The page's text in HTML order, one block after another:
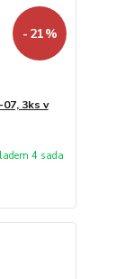
- 21 %
3ks v
4 sada